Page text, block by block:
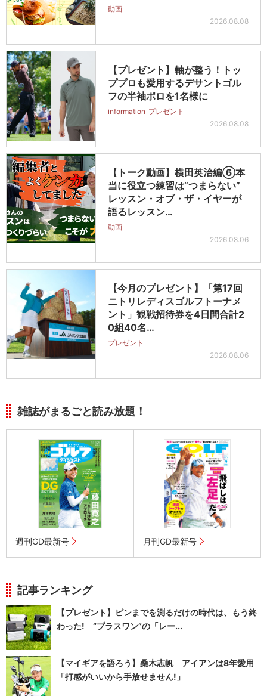
動画
2026.08.08
【プレゼント】軸が整う！トッ
ププロも愛用するデサントゴル
フの半袖ポロを1名様に
information プレゼント
2026.08.08
【トーク動画】横田英治編⑥本
当に役立つ練習は“つまらない”
レッスン・オブ・ザ・イヤーが
語るレッスン…
動画
2026.08.06
【今月のプレゼント】「第17回
ニトリレディスゴルフトーナメ
ント」観戦招待券を4日間合計2
0組40名…
プレゼント
2026.08.06
雑誌がまるごと読み放題！
週刊GD最新号 月刊GD最新号
記事ランキング
【プレゼント】ピンまでを測るだけの時代は、もう終
わった! “プラスワン”の「レー...
【マイギアを語ろう】桑木志帆 アイアンは8年愛用
「打感がいいから手放せません!」